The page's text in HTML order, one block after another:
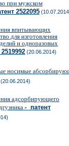
при мужском
2522095
впитывающих
для изготовления
и одноразовых
(20.06.2014)
носимые
(20.06.2014)
адсорбирующего
- патент